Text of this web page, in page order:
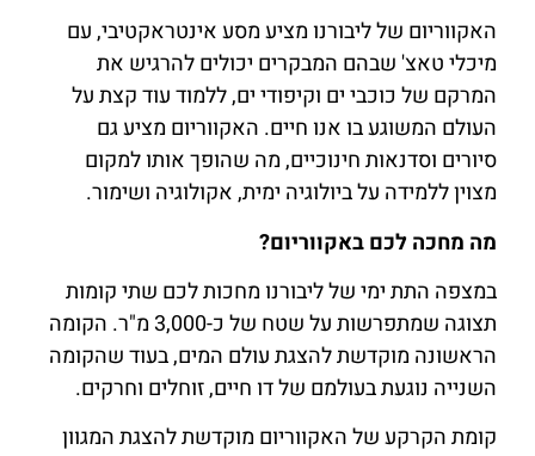
האקווריום של ליבורנו מציע מסע אינטראקטיבי, עם
מיכלי טאצ' שבהם המבקרים יכולים להרגיש את
המרקם של כוכבי ים וקיפודי ים, ללמוד עוד קצת על
העולם המשוגע בו אנו חיים. האקווריום מציע גם
סיורים וסדנאות חינוכיים, מה שהופך אותו למקום
מצוין ללמידה על ביולוגיה ימית, אקולוגיה ושימור.
מה מחכה לכם באקווריום?
במצפה התת ימי של ליבורנו מחכות לכם שתי קומות
תצוגה שמתפרשות על שטח של כ-3,000 מ"ר. הקומה
הראשונה מוקדשת להצגת עולם המים, בעוד שהקומה
השנייה נוגעת בעולמם של דו חיים, זוחלים וחרקים.
קומת הקרקע של האקווריום מוקדשת להצגת המגוון